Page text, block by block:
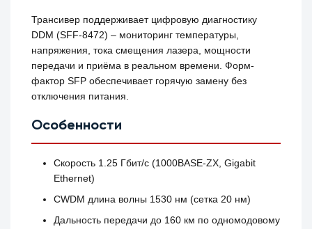
Трансивер поддерживает цифровую диагностику
DDM (SFF‑8472) – мониторинг температуры,
напряжения, тока смещения лазера, мощности
передачи и приёма в реальном времени. Форм-
фактор SFP обеспечивает горячую замену без
отключения питания.
Особенности
Скорость 1.25 Гбит/с (1000BASE‑ZX, Gigabit
Ethernet)
CWDM длина волны 1530 нм (сетка 20 нм)
Дальность передачи до 160 км по одномодовому